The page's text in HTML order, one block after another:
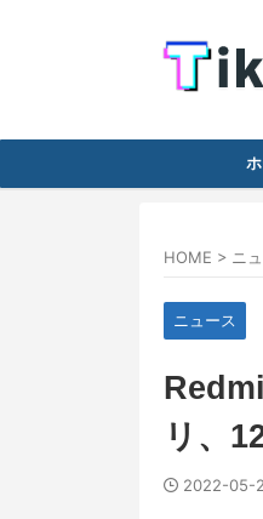
HOME > ニ
ニュース
リ、
2022-05-